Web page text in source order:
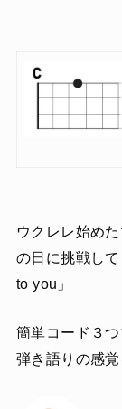
ウクレレ始め
の日に挑戦し
to you」
簡単コード３つ
弾き語りの感